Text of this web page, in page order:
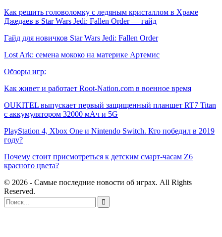
Как решить головоломку с ледяным кристаллом в Храме
Джедаев в Star Wars Jedi: Fallen Order — гайд
Гайд для новичков Star Wars Jedi: Fallen Order
Lost Ark: cемена мококо на материке Артемис
Обзоры игр:
Как живет и работает Root-Nation.com в военное время
OUKITEL выпускает первый защищенный планшет RT7 Titan
с аккумулятором 32000 мАч и 5G
PlayStation 4, Xbox One и Nintendo Switch. Кто победил в 2019
году?
Почему стоит присмотреться к детским смарт-часам Z6
красного цвета?
© 2026 - Самые последние новости об играх. All Rights
Reserved.